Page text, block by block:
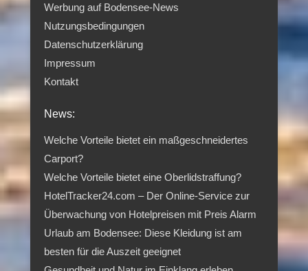
Werbung auf Bodensee-News
Nutzungsbedingungen
Datenschutzerklärung
Impressum
Kontakt
News:
Welche Vorteile bietet ein maßgeschneidertes
Carport?
Welche Vorteile bietet eine Oberlidstraffung?
HotelTracker24.com – Der Online-Service zur
Überwachung von Hotelpreisen mit Preis Alarm
Urlaub am Bodensee: Diese Kleidung ist am
besten für die Auszeit geeignet